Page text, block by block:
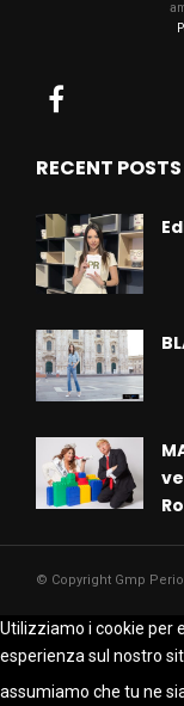
RECENT POSTS
© Copyright Gmp
Utilizziamo i cookie per
esperienza sul nostro
assumiamo che tu ne